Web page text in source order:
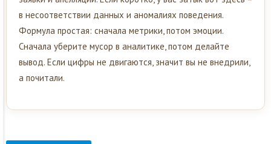
в несоответствии данных и аномалиях поведения.
Формула простая: сначала метрики, потом эмоции.
Сначала уберите мусор в аналитике, потом делайте
вывод. Если цифры не двигаются, значит вы не внедрили,
а почитали.